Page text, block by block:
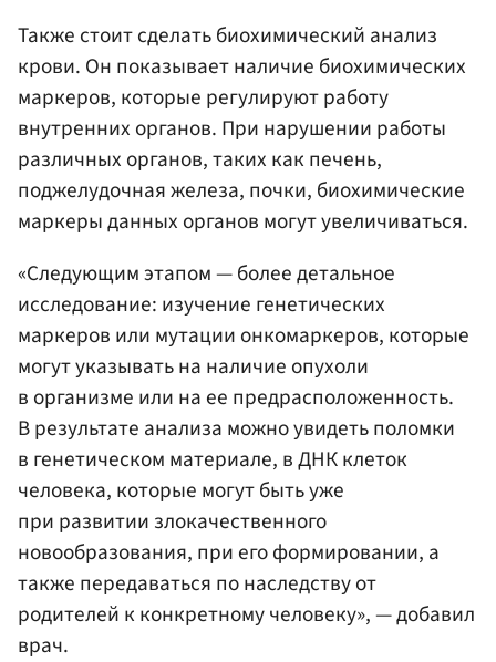
Также стоит сделать биохимический анализ
крови. Он показывает наличие биохимических
маркеров, которые регулируют работу
внутренних органов. При нарушении работы
различных органов, таких как печень,
поджелудочная железа, почки, биохимические
маркеры данных органов могут увеличиваться.
«Следующим этапом — более детальное
исследование: изучение генетических
маркеров или мутации онкомаркеров, которые
могут указывать на наличие опухоли
в организме или на ее предрасположенность.
В результате анализа можно увидеть поломки
в генетическом материале, в ДНК клеток
человека, которые могут быть уже
при развитии злокачественного
новообразования, при его формировании, а
также передаваться по наследству от
родителей к конкретному человеку», — добавил
врач.